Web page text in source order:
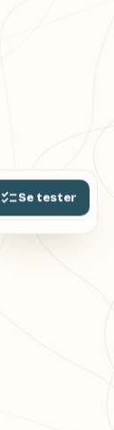
Se tester